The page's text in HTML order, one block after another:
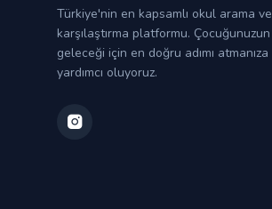
Türkiye'nin en kapsamlı okul arama ve
karşılaştırma platformu. Çocuğunuzun
geleceği için en doğru adımı atmanıza
yardımcı oluyoruz.